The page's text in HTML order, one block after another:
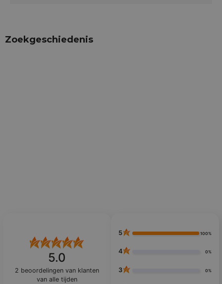
Zoekgeschiedenis
5.0
2 beoordelingen van klanten
van alle tijden
5 100%
4 0%
3 0%